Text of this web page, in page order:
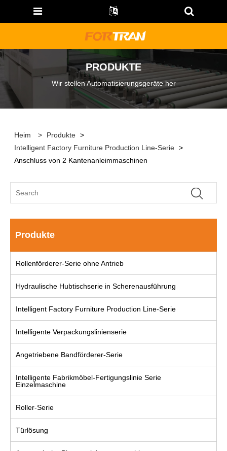
PRODUKTE
Wir stellen Automatisierungsgeräte her
Heim > Produkte >
Intelligent Factory Furniture Production Line-Serie >
Anschluss von 2 Kantenanleimmaschinen
Produkte
Rollenförderer-Serie ohne Antrieb
Hydraulische Hubtischserie in Scherenausführung
Intelligent Factory Furniture Production Line-Serie
Intelligente Verpackungslinienserie
Angetriebene Bandförderer-Serie
Intelligente Fabrikmöbel-Fertigungslinie Serie
Einzelmaschine
Roller-Serie
Türlösung